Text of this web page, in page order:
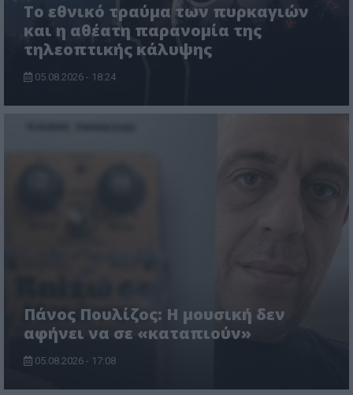
Το εθνικό τραύμα των πυρκαγιών
και η αθέατη παρανομία της
τηλεοπτικής κάλυψης
05.08.2026 - 18:24
Πάνος Πουλίζος: Η μουσική δεν
αφήνει να σε «καταπιούν»
05.08.2026 - 17:08